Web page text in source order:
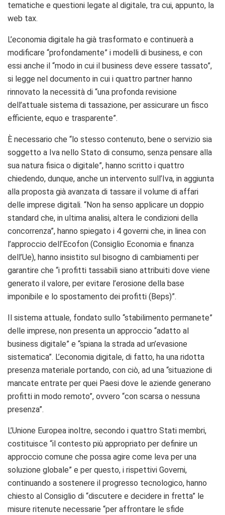
tematiche e questioni legate al digitale, tra cui, appunto, la
web tax.
L’economia digitale ha già trasformato e continuerà a
modificare “profondamente” i modelli di business, e con
essi anche il “modo in cui il business deve essere tassato”,
si legge nel documento in cui i quattro partner hanno
rinnovato la necessità di “una profonda revisione
dell’attuale sistema di tassazione, per assicurare un fisco
efficiente, equo e trasparente”.
È necessario che “lo stesso contenuto, bene o servizio sia
soggetto a Iva nello Stato di consumo, senza pensare alla
sua natura fisica o digitale”, hanno scritto i quattro
chiedendo, dunque, anche un intervento sull’Iva, in aggiunta
alla proposta già avanzata di tassare il volume di affari
delle imprese digitali. “Non ha senso applicare un doppio
standard che, in ultima analisi, altera le condizioni della
concorrenza”, hanno spiegato i 4 governi che, in linea con
l’approccio dell’Ecofon (Consiglio Economia e finanza
dell’Ue), hanno insistito sul bisogno di cambiamenti per
garantire che “i profitti tassabili siano attribuiti dove viene
generato il valore, per evitare l’erosione della base
imponibile e lo spostamento dei profitti (Beps)”.
Il sistema attuale, fondato sullo “stabilimento permanete”
delle imprese, non presenta un approccio “adatto al
business digitale” e “spiana la strada ad un’evasione
sistematica”. L’economia digitale, di fatto, ha una ridotta
presenza materiale portando, con ciò, ad una “situazione di
mancate entrate per quei Paesi dove le aziende generano
profitti in modo remoto”, ovvero “con scarsa o nessuna
presenza”.
L’Unione Europea inoltre, secondo i quattro Stati membri,
costituisce “il contesto più appropriato per definire un
approccio comune che possa agire come leva per una
soluzione globale” e per questo, i rispettivi Governi,
continuando a sostenere il progresso tecnologico, hanno
chiesto al Consiglio di “discutere e decidere in fretta” le
misure ritenute necessarie “per affrontare le sfide